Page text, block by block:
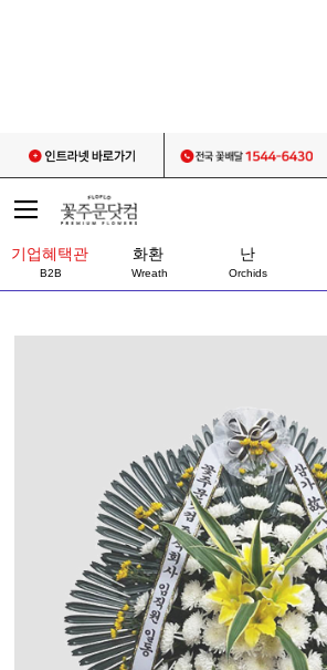
기업혜택관
B2B
화환
Wreath
난
Orchids